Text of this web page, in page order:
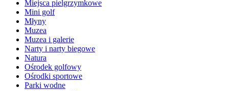
Miejsca pielgrzymkowe
Mini golf
Młyny
Muzea
Muzea i galerie
Narty i narty biegowe
Natura
Ośrodek golfowy
Ośrodki sportowe
Parki wodne